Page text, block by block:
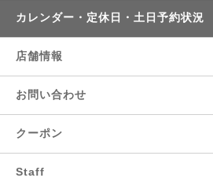
カレンダー・定休日・土日予約状況
店舗情報
お問い合わせ
クーポン
Staff